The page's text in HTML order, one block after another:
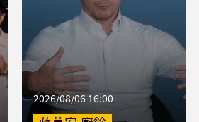
2026/08/06 16:00